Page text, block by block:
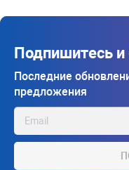
Подпишитесь и
Последние
предложения